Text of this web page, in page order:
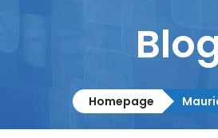
Columnistas
Contacto
Homepage